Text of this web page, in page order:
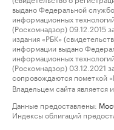
выдано Федеральной
информационных
(Роскомнадзор) 09.12.2015
издания «РБК»
информации выдано
информационных
(Роскомнадзор)
сопровождаются пометкой
Владельцем сайта является
Данные предоставлены:
Индексы облигаций